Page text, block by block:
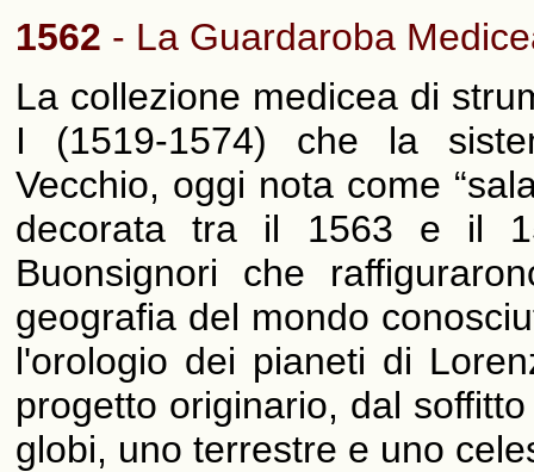
1562 - La Guardaroba
La collezione medicea di
I (1519-1574) che la
Vecchio, oggi nota come
decorata tra il 1563 e il
Buonsignori che
geografia del mondo
l'orologio dei pianeti di
progetto originario, dal
globi, uno terrestre e uno